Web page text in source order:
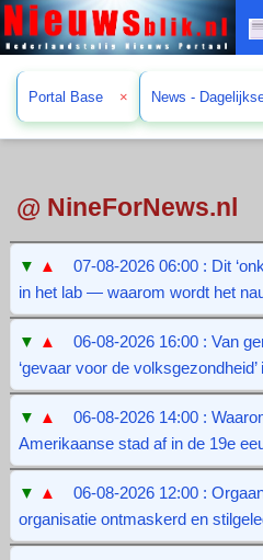
Portal Base × News -
@ NineForNews.nl
▼ ▲
07-08-2026 06:00 : Dit
in het lab — waarom wordt het
▼ ▲
06-08-2026 16:00 : Van
‘gevaar voor de volksgezondheid’
▼ ▲
06-08-2026 14:00 :
Amerikaanse stad af in de 19e
▼ ▲
06-08-2026 12:00 :
organisatie ontmaskerd en